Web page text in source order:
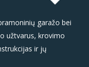
garažo bei
užtvarus, krovimo
ir jų